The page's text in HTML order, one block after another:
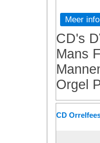
Meer info
CD's
Mans
Orgel
CD